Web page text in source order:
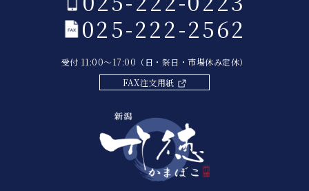
025-222-2562
受付 11:00～17:00（日・祭日・市場休み定休）
FAX注文用紙